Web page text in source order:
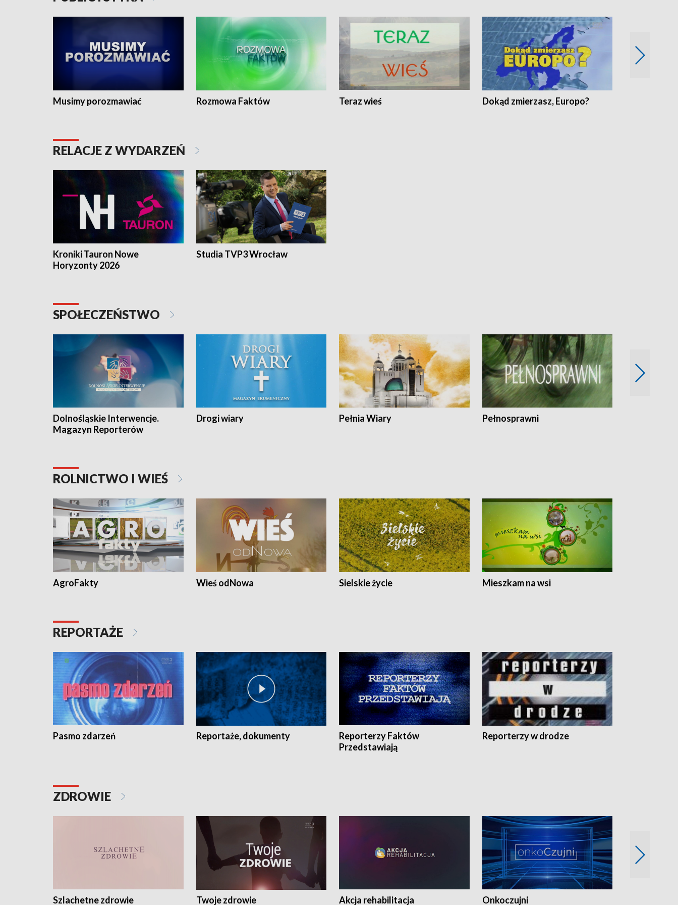
Musimy porozmawiać Rozmowa Faktów Teraz wieś Dokąd zmierzasz, Europo?
RELACJE Z WYDARZEŃ
Kroniki Tauron Nowe
Horyzonty 2026
Studia TVP3 Wrocław
SPOŁECZEŃSTWO
Dolnośląskie Interwencje.
Magazyn Reporterów
Drogi wiary Pełnia Wiary Pełnosprawni
ROLNICTWO I WIEŚ
AgroFakty Wieś odNowa Sielskie życie Mieszkam na wsi
REPORTAŻE
Pasmo zdarzeń Reportaże, dokumenty
Reporterzy Faktów
Przedstawiają
Reporterzy w drodze
ZDROWIE
Szlachetne zdrowie Twoje zdrowie Akcja rehabilitacja Onkoczujni